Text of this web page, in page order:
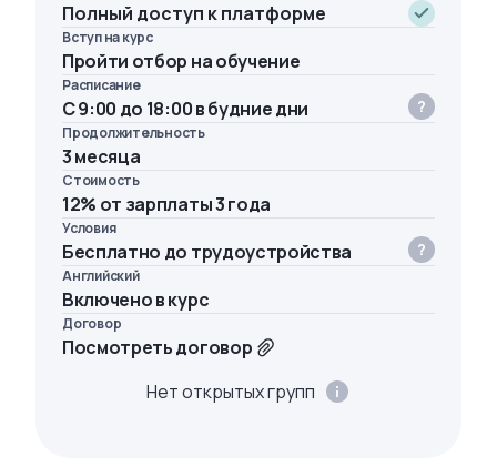
Полный доступ к платформе
Вступ на курс
Пройти отбор на обучение
Расписание
С 9:00 до 18:00 в будние дни
Продолжительность
3 месяца
Стоимость
12% от зарплаты 3 года
Условия
Бесплатно до трудоустройства
Английский
Включено в курс
Договор
Посмотреть договор
Нет открытых групп